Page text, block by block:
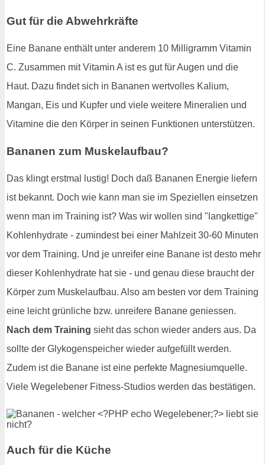
Gut für die Abwehrkräfte
Eine Banane enthält unter anderem 10 Milligramm Vitamin
C. Zusammen mit Vitamin A ist es gut für Augen und die
Haut. Dazu findet sich in Bananen wertvolles Kalium,
Mangan, Eis und Kupfer und viele weitere Mineralien und
Vitamine die den Körper in seinen Funktionen unterstützen.
Bananen zum Muskelaufbau?
Das klingt erstmal lustig! Doch daß Bananen Energie liefern
ist bekannt. Doch wie kann man sie im Speziellen einsetzen
wenn man im Training ist? Was wir wollen sind "langkettige"
Kohlenhydrate - zumindest bei einer Mahlzeit 30-60 Minuten
vor dem Training. Und je unreifer eine Banane ist desto mehr
dieser Kohlenhydrate hat sie - und genau diese braucht der
Körper zum Muskelaufbau. Also am besten vor dem Training
eine leicht grünliche bzw. unreifere Banane geniessen.
Nach dem Training sieht das schon wieder anders aus. Da
sollte der Glykogenspeicher wieder aufgefüllt werden.
Zudem ist die Banane ist eine perfekte Magnesiumquelle.
Viele Wegelebener Fitness-Studios werden das bestätigen.
Auch für die Küche